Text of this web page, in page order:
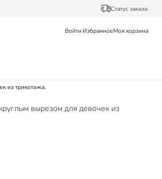
Статус заказа
Войти ИзбранноеМоя корзина
из трикотажа.
вырезом для девочек из